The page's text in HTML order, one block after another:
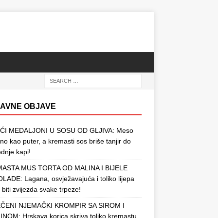
OBJAVE
MEDALJONI U SOSU OD GLJIVA: Meso
kao puter, a kremasti sos briše tanjir do
kapi!
MUS TORTA OD MALINA I BIJELE
Lagana, osvježavajuća i toliko lijepa
biti zvijezda svake trpeze!
NJEMAČKI KROMPIR SA SIROM I
Hrskava korica skriva toliko kremastu